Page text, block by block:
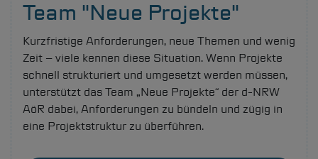
Team "Neue Projekte"
Kurzfristige Anforderungen, neue Themen und wenig
Zeit – viele kennen diese Situation. Wenn Projekte
schnell strukturiert und umgesetzt werden müssen,
unterstützt das Team „Neue Projekte“ der d-NRW
AöR dabei, Anforderungen zu bündeln und zügig in
eine Projektstruktur zu überführen.